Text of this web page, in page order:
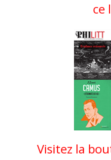
ce
Visitez la